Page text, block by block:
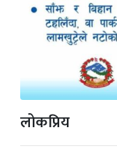
लोकप्रिय